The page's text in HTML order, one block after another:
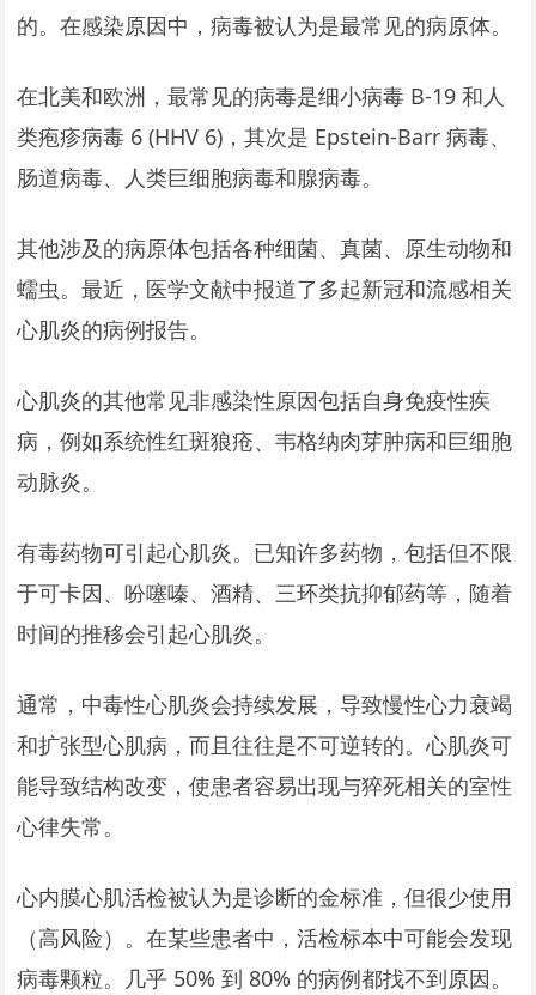
的。在感染原因中，病毒被认为是最常见的病原体。
在北美和欧洲，最常见的病毒是细小病毒 B-19 和人
类疱疹病毒 6 (HHV 6)，其次是 Epstein-Barr 病毒、
肠道病毒、人类巨细胞病毒和腺病毒。
其他涉及的病原体包括各种细菌、真菌、原生动物和
蠕虫。最近，医学文献中报道了多起新冠和流感相关
心肌炎的病例报告。
心肌炎的其他常见非感染性原因包括自身免疫性疾
病，例如系统性红斑狼疮、韦格纳肉芽肿病和巨细胞
动脉炎。
有毒药物可引起心肌炎。已知许多药物，包括但不限
于可卡因、吩噻嗪、酒精、三环类抗抑郁药等，随着
时间的推移会引起心肌炎。
通常，中毒性心肌炎会持续发展，导致慢性心力衰竭
和扩张型心肌病，而且往往是不可逆转的。心肌炎可
能导致结构改变，使患者容易出现与猝死相关的室性
心律失常。
心内膜心肌活检被认为是诊断的金标准，但很少使用
（高风险）。在某些患者中，活检标本中可能会发现
病毒颗粒。几乎 50% 到 80% 的病例都找不到原因。